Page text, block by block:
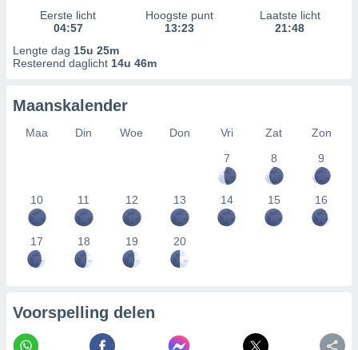
Eerste licht
04:57
Hoogste punt
13:23
Laatste licht
21:48
Lengte dag 15u 25m
Resterend daglicht 14u 46m
Maanskalender
Maa Din Woe Don Vri Zat
Zon
7
8 9
10 11 12 13 14 15 16
17 18 19 20
Voorspelling delen